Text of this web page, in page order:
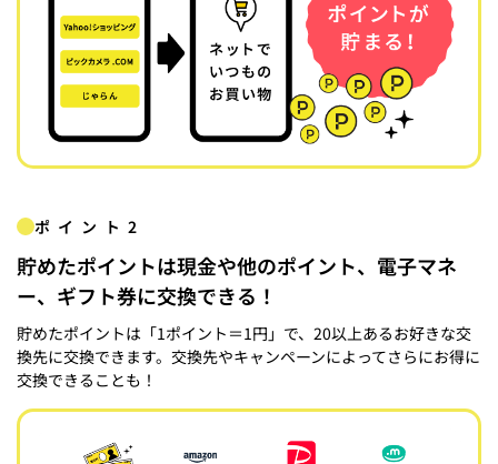
ポイント2
貯めたポイントは現金や他のポイント、電子マネ
ー、ギフト券に交換できる！
貯めたポイントは「1ポイント＝1円」で、20以上あるお好きな交
換先に交換できます。交換先やキャンペーンによってさらにお得に
交換できることも！